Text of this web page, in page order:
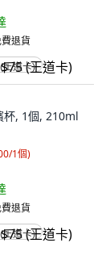
費退貨
王道卡)
, 1個, 210ml
1個)
費退貨
王道卡)